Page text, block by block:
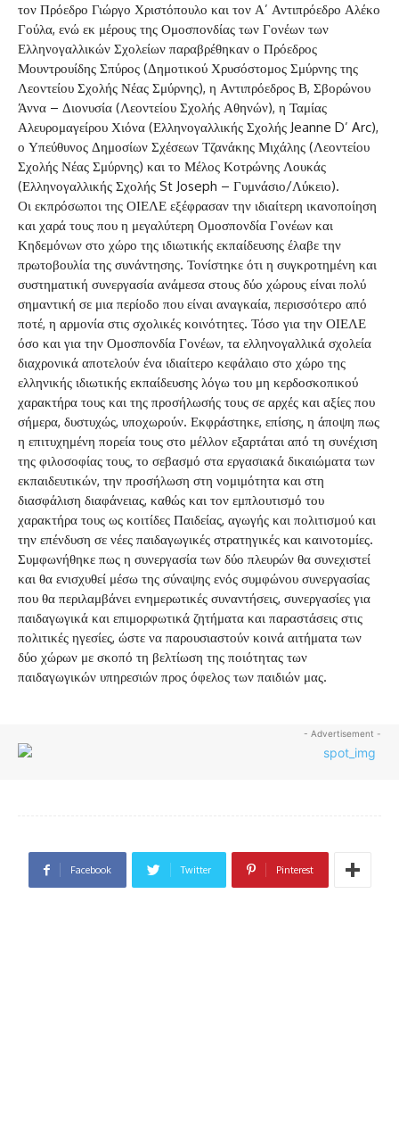
τον Πρόεδρο Γιώργο Χριστόπουλο και τον Α’ Αντιπρόεδρο Αλέκο
Γούλα, ενώ εκ μέρους της Ομοσπονδίας των Γονέων των
Ελληνογαλλικών Σχολείων παραβρέθηκαν ο Πρόεδρος
Μουντρουίδης Σπύρος (Δημοτικού Χρυσόστομος Σμύρνης της
Λεοντείου Σχολής Νέας Σμύρνης), η Αντιπρόεδρος Β, Σβορώνου
Άννα – Διονυσία (Λεοντείου Σχολής Αθηνών), η Ταμίας
Αλευρομαγείρου Χιόνα (Ελληνογαλλικής Σχολής Jeanne D’ Arc),
ο Υπεύθυνος Δημοσίων Σχέσεων Τζανάκης Μιχάλης (Λεοντείου
Σχολής Νέας Σμύρνης) και το Μέλος Κοτρώνης Λουκάς
(Ελληνογαλλικής Σχολής St Joseph – Γυμνάσιο/Λύκειο).
Οι εκπρόσωποι της ΟΙΕΛΕ εξέφρασαν την ιδιαίτερη ικανοποίηση
και χαρά τους που η μεγαλύτερη Ομοσπονδία Γονέων και
Κηδεμόνων στο χώρο της ιδιωτικής εκπαίδευσης έλαβε την
πρωτοβουλία της συνάντησης. Τονίστηκε ότι η συγκροτημένη και
συστηματική συνεργασία ανάμεσα στους δύο χώρους είναι πολύ
σημαντική σε μια περίοδο που είναι αναγκαία, περισσότερο από
ποτέ, η αρμονία στις σχολικές κοινότητες. Τόσο για την ΟΙΕΛΕ
όσο και για την Ομοσπονδία Γονέων, τα ελληνογαλλικά σχολεία
διαχρονικά αποτελούν ένα ιδιαίτερο κεφάλαιο στο χώρο της
ελληνικής ιδιωτικής εκπαίδευσης λόγω του μη κερδοσκοπικού
χαρακτήρα τους και της προσήλωσής τους σε αρχές και αξίες που
σήμερα, δυστυχώς, υποχωρούν. Εκφράστηκε, επίσης, η άποψη πως
η επιτυχημένη πορεία τους στο μέλλον εξαρτάται από τη συνέχιση
της φιλοσοφίας τους, το σεβασμό στα εργασιακά δικαιώματα των
εκπαιδευτικών, την προσήλωση στη νομιμότητα και στη
διασφάλιση διαφάνειας, καθώς και τον εμπλουτισμό του
χαρακτήρα τους ως κοιτίδες Παιδείας, αγωγής και πολιτισμού και
την επένδυση σε νέες παιδαγωγικές στρατηγικές και καινοτομίες.
Συμφωνήθηκε πως η συνεργασία των δύο πλευρών θα συνεχιστεί
και θα ενισχυθεί μέσω της σύναψης ενός συμφώνου συνεργασίας
που θα περιλαμβάνει ενημερωτικές συναντήσεις, συνεργασίες για
παιδαγωγικά και επιμορφωτικά ζητήματα και παραστάσεις στις
πολιτικές ηγεσίες, ώστε να παρουσιαστούν κοινά αιτήματα των
δύο χώρων με σκοπό τη βελτίωση της ποιότητας των
παιδαγωγικών υπηρεσιών προς όφελος των παιδιών μας.
- Advertisement -
Facebook Twitter Pinterest